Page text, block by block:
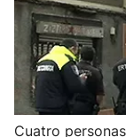
Cuatro